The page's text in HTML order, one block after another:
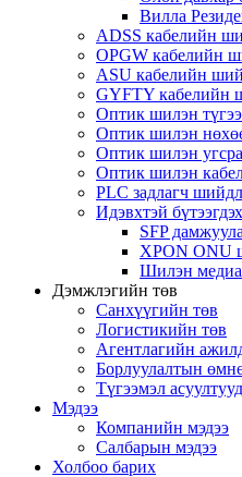
Вилла
ADSS кабелийн
OPGW кабелийн
ASU кабелийн
GYFTY кабелийн
Оптик шилэн
Оптик шилэн
Оптик шилэн
Оптик шилэн
PLC задлагч
Идэвхтэй
SFP
XPON ONU
Шилэн медиа
Дэмжлэгийн төв
Санхүүгийн төв
Логистикийн төв
Агентлагийн
Борлуулалтын
Түгээмэл асуултууд
Мэдээ
Компанийн мэдээ
Салбарын мэдээ
Холбоо барих